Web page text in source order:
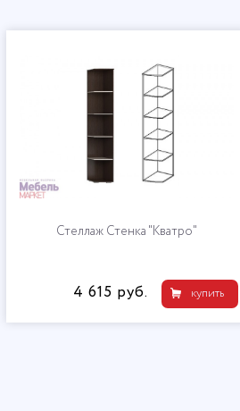
Стеллаж Стенка "Кватро"
купить
4 615 руб.